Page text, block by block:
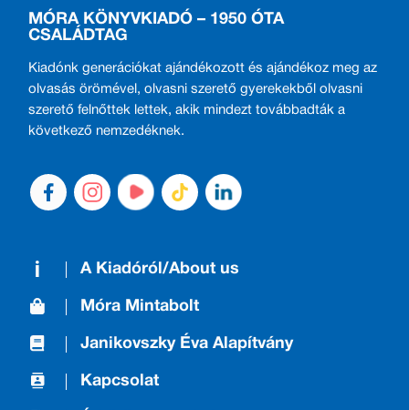
MÓRA KÖNYVKIADÓ – 1950 ÓTA
CSALÁDTAG
Kiadónk generációkat ajándékozott és ajándékoz meg az
olvasás örömével, olvasni szerető gyerekekből olvasni
szerető felnőttek lettek, akik mindezt továbbadták a
következő nemzedéknek.
A Kiadóról/About us
Móra Mintabolt
Janikovszky Éva Alapítvány
Kapcsolat